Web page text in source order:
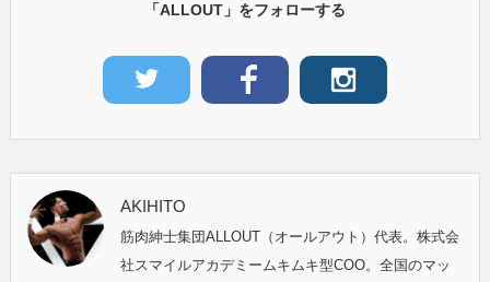
「ALLOUT」をフォローする
AKIHITO
筋肉紳士集団ALLOUT（オールアウト）代表。株式会
社スマイルアカデミームキムキ型COO。全国のマッ